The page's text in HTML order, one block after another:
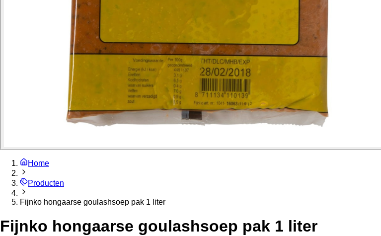
Home
Producten
Fijnko hongaarse goulashsoep pak 1 liter
Fijnko hongaarse goulashsoep pak 1 liter